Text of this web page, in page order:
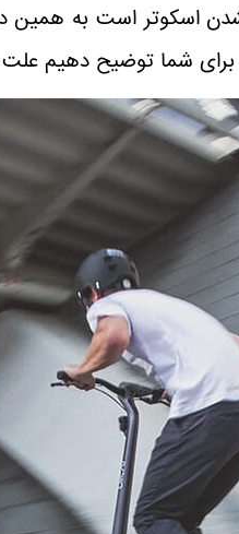
اسکوتر است به همین
برای شما توضیح دهیم